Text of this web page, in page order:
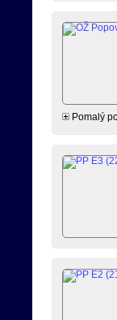
Pomalý